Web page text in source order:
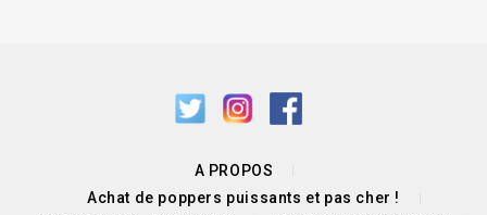
A PROPOS
Achat de poppers puissants et pas cher !